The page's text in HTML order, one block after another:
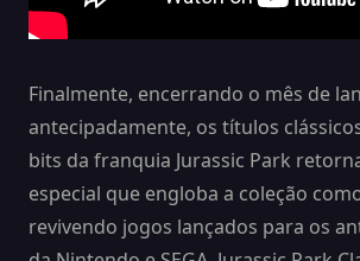
Finalmente, encerrando o mês de
antecipadamente, os títulos
bits da franquia Jurassic Park
especial que engloba a coleção
revivendo jogos lançados para os